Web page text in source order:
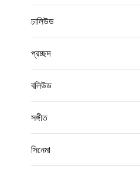
ঢালিউড
প্রচ্ছদ
বলিউড
সঙ্গীত
সিনেমা